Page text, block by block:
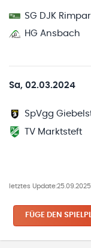
SG DJK Rimpar
HG Ansbach
Sa, 02.03.2024
SpVgg
TV Marktsteft
letztes Update:
FÜGE DEN